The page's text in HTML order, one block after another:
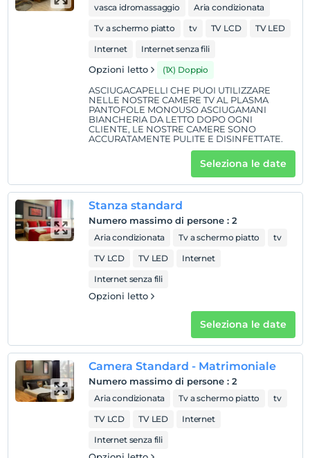
Regole dell'hotel
En erken saat 10:00 ve sonrası
L'ultimo 12:00 e prima
animale domestico
Animali non ammessi
figli
I bambini di età inferiore a 2 non vengono addebitati
1 bambino/i fino all'età di 3 per camera non pagano
vasca idromassaggio
Aria condizionata
Tv a schermo piatto
tv TV LCD
TV LED
Internet
Internet senza fili
Opzioni letto (1X) Doppio
ASCIUGACAPELLI CHE PUOI UTILIZZARE
NELLE NOSTRE CAMERE TV AL PLASMA
PANTOFOLE MONOUSO ASCIUGAMANI
BIANCHERIA DA LETTO DOPO OGNI
CLIENTE, LE NOSTRE CAMERE SONO
ACCURATAMENTE PULITE E DISINFETTATE.
Seleziona le date
Stanza standard
Numero massimo di persone : 2
Aria condizionata Tv a schermo piatto
tv
TV LCD
TV LED
Internet
Internet senza fili
Opzioni letto
Seleziona le date
Camera Standard - Matrimoniale
Numero massimo di persone : 2
Aria condizionata Tv a schermo piatto
tv
TV LCD
TV LED
Internet
Internet senza fili